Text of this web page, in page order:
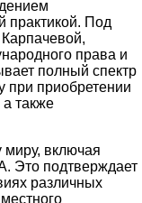
практикой. Под
права и
полный спектр
при приобретении
также
миру, включая
Это подтверждает
различных